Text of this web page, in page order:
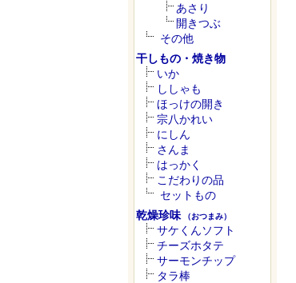
あさり
開きつぶ
その他
干しもの・焼き物
いか
ししゃも
ほっけの開き
宗八かれい
にしん
さんま
はっかく
こだわりの品
セットもの
乾燥珍味 （おつまみ）
サケくんソフト
チーズホタテ
サーモンチップ
タラ棒